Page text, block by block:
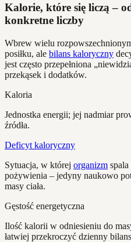
Kalorie, które się liczą –
konkretne liczby
Wbrew wielu
posiłku, ale bilans kaloryczny
jest często przepełniona
przekąsek i dodatków.
Kaloria
Jednostka energii; jej nadmiar
źródła.
Deficyt kaloryczny
Sytuacja, w której organizm spala
pożywienia – jedyny naukowo
masy ciała.
Gęstość energetyczna
Ilość kalorii w odniesieniu do
łatwiej przekroczyć dzienny